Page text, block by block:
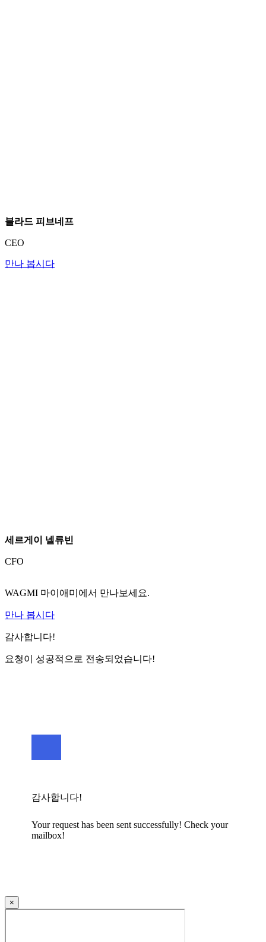
블라드 피브네프
CEO
만나 봅시다
세르게이 넬류빈
CFO
WAGMI 마이애미에서 만나보세요.
만나 봅시다
감사합니다!
요청이 성공적으로 전송되었습니다!
감사합니다!
Your request has been sent successfully! Check your
mailbox!
×